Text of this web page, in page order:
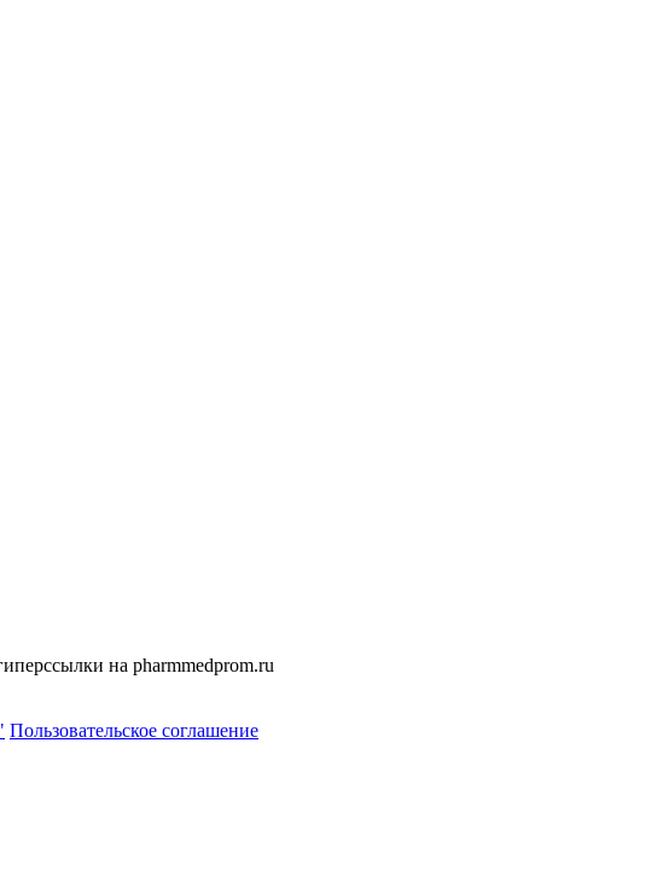
на pharmmedprom.ru
Пользовательское соглашение